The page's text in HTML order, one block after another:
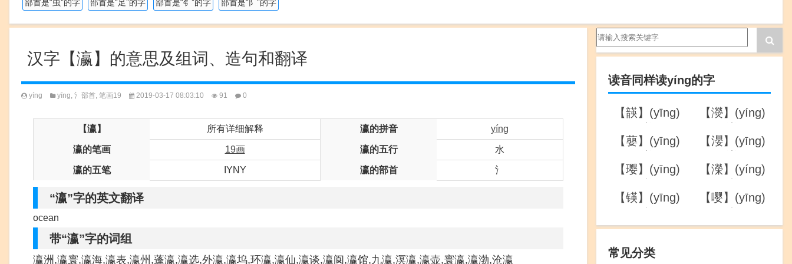
部首是“虫”的字 部首是“足”的字 部首是“钅”的字 部首是“阝”的字
汉字【瀛】的意思及组词、造句和翻译
yíng yīng, 氵部首, 笔画19 2019-03-17 08:03:10 91 0
【瀛】 所有详细解释 瀛的拼音 yíng
瀛的笔画 19画 瀛的五行 水
瀛的五笔 IYNY 瀛的部首 氵
“瀛”字的英文翻译
ocean
带“瀛”字的词组
瀛洲,瀛寰,瀛海,瀛表,瀛州,蓬瀛,瀛选,外瀛,瀛坞,环瀛,瀛仙,瀛谈,瀛阆,瀛馆,九瀛,溟瀛,瀛壶,寰瀛,瀛渤,沧瀛
读音同样读yíng的字
【韺】(yīng)
【濙】(yíng)
【蘡】(yīng)
【瀴】(yīng)
【璎】(yīng)
【濚】(yíng)
【锳】(yīng)
【嘤】(yīng)
常见分类